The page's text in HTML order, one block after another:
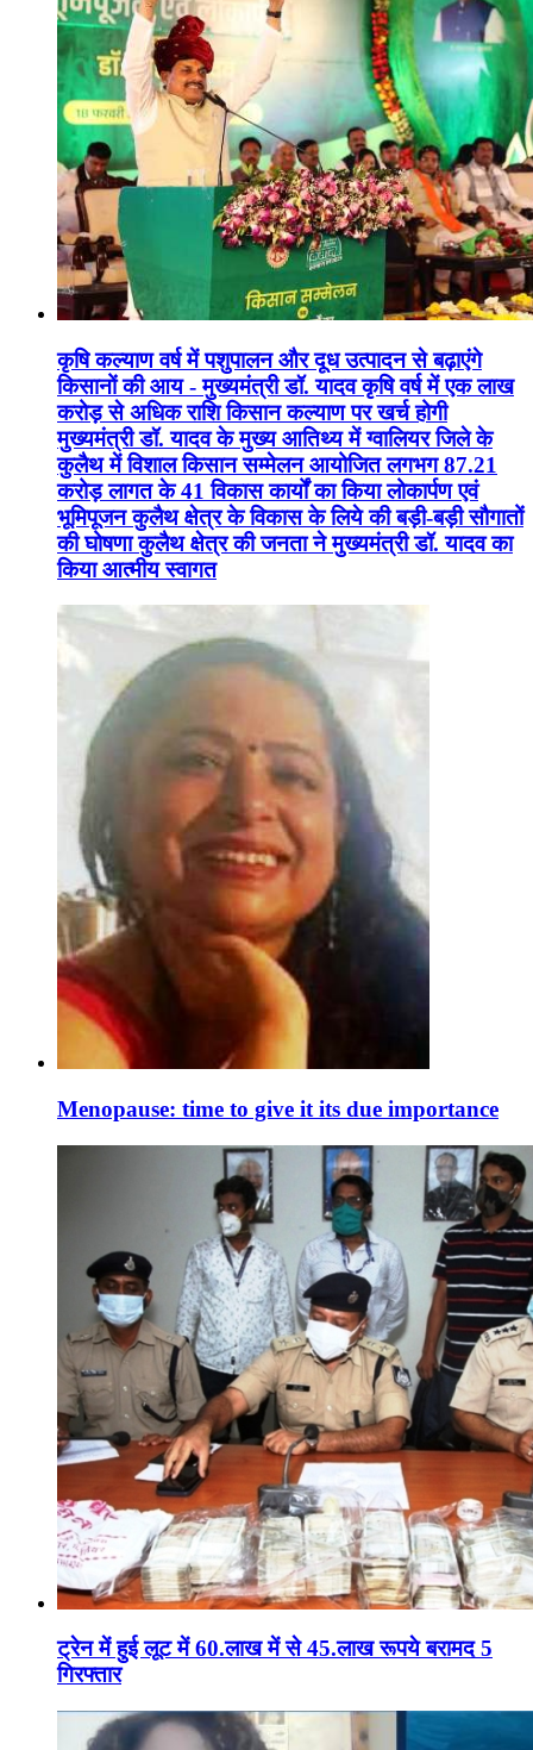
कृषि कल्याण वर्ष में पशुपालन और दूध उत्पादन से बढ़ाएंगे
किसानों की आय - मुख्यमंत्री डॉ. यादव कृषि वर्ष में एक लाख
करोड़ से अधिक राशि किसान कल्याण पर खर्च होगी
मुख्यमंत्री डॉ. यादव के मुख्य आतिथ्य में ग्वालियर जिले के
कुलैथ में विशाल किसान सम्मेलन आयोजित लगभग 87.21
करोड़ लागत के 41 विकास कार्यों का किया लोकार्पण एवं
भूमिपूजन कुलैथ क्षेत्र के विकास के लिये की बड़ी-बड़ी सौगातों
की घोषणा कुलैथ क्षेत्र की जनता ने मुख्यमंत्री डॉ. यादव का
किया आत्मीय स्वागत
Menopause: time to give it its due importance
ट्रेन में हुई लूट में 60.लाख में से 45.लाख रूपये बरामद 5
गिरफ्तार